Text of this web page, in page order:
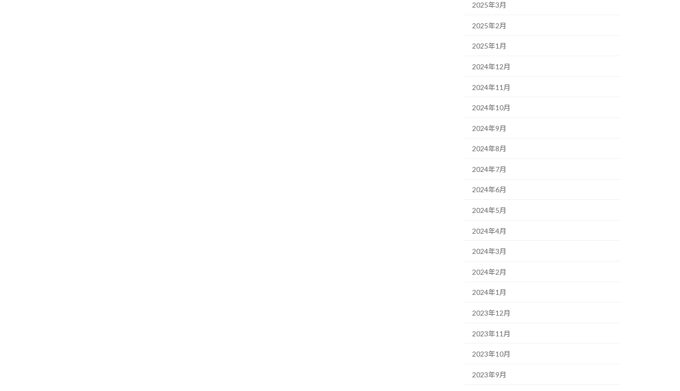
2025年3月
2025年2月
2025年1月
2024年12月
2024年11月
2024年10月
2024年9月
2024年8月
2024年7月
2024年6月
2024年5月
2024年4月
2024年3月
2024年2月
2024年1月
2023年12月
2023年11月
2023年10月
2023年9月